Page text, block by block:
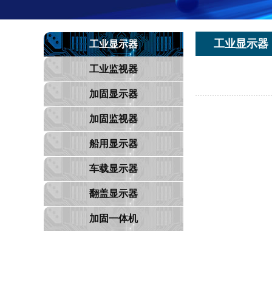
工业显示器
工业监视器
加固显示器
加固监视器
船用显示器
车载显示器
翻盖显示器
加固一体机
工业显示器